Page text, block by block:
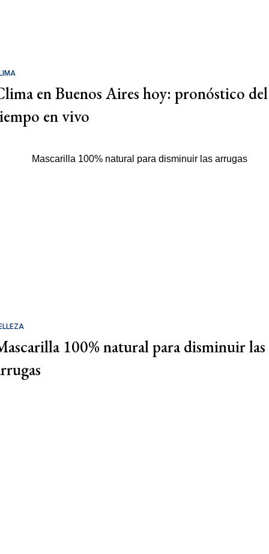
en Buenos Aires hoy: pronóstico del
en vivo
100% natural para disminuir las